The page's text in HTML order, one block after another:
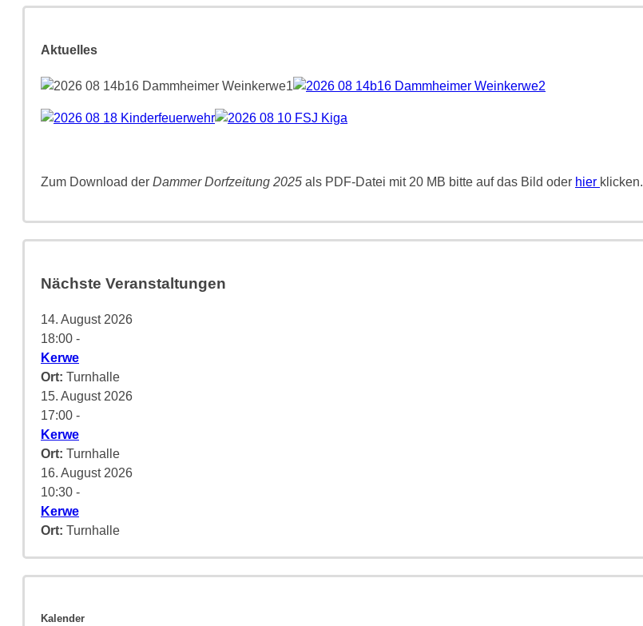
Aktuelles
Zum Download der Dammer Dorfzeitung 2025 als PDF-Datei mit 20 MB bitte auf das Bild oder hier klicken.
Nächste Veranstaltungen
14. August 2026
18:00 -
Kerwe
Ort: Turnhalle
15. August 2026
17:00 -
Kerwe
Ort: Turnhalle
16. August 2026
10:30 -
Kerwe
Ort: Turnhalle
Kalender